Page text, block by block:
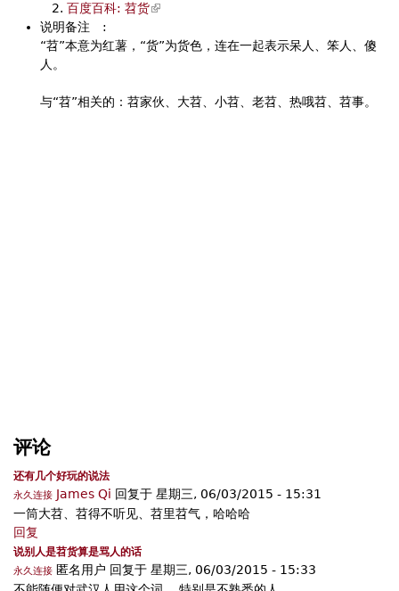
百度百科: 苕货(
i
i
说明备注
:
“苕”本意为红薯，“货”为货色，连在一起表示呆人、笨人、傻
人。
与“苕”相关的：苕家伙、大苕、小苕、老苕、热哦苕、苕事。
评论
还有几个好玩的说法
永久连接 James Qi 回复于 星期三, 06/03/2015 - 15:31
一筒大苕、苕得不听见、苕里苕气，哈哈哈
回复
说别人是苕货算是骂人的话
永久连接 匿名用户 回复于 星期三, 06/03/2015 - 15:33